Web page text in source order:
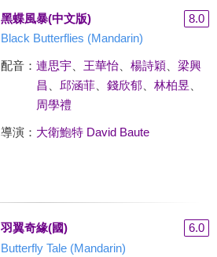
黑蝶風暴(中文版)
8.0
Black Butterflies (Mandarin)
配音： 連思宇、 王華怡、 楊詩穎
梁興
昌
邱涵菲、 錢欣郁、 林柏昱
周學禮
導演： 大衛鮑特 David Baute
羽翼奇緣(國)
6.0
Butterfly Tale (Mandarin)